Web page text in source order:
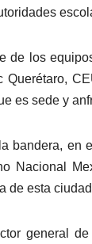
de los
es sede y
bandera,
Nacional
de esta
general